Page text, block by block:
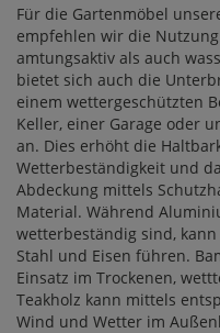
Für die Gartenmöbel
empfehlen wir die
amtungsaktiv als auch
bietet sich auch die
einem wettergeschützten
Keller, einer Garage oder
an. Dies erhöht die
Wetterbeständigkeit und
Abdeckung mittels
Material. Während
wetterbeständig sind,
Stahl und Eisen führen.
Einsatz im Trockenen,
Teakholz kann mittels
Wind und Wetter im